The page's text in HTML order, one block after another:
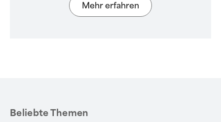
Mehr erfahren
Beliebte Themen